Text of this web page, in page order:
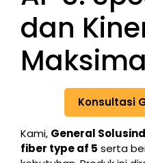
dan
Konsultasi
Kami, General
fiber type af 5 serta